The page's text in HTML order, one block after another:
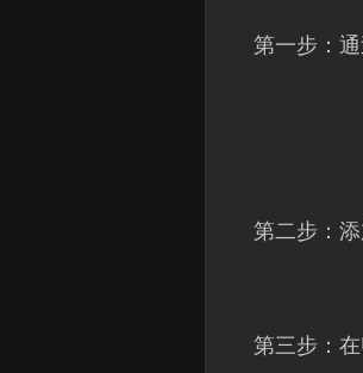
第一步：
第二步：
第三步：